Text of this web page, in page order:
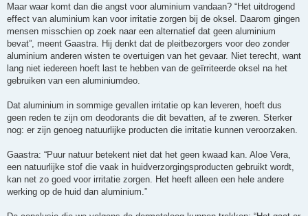
Maar waar komt dan die angst voor aluminium vandaan? “Het uitdrogend
effect van aluminium kan voor irritatie zorgen bij de oksel. Daarom gingen
mensen misschien op zoek naar een alternatief dat geen aluminium
bevat”, meent Gaastra. Hij denkt dat de pleitbezorgers voor deo zonder
aluminium anderen wisten te overtuigen van het gevaar. Niet terecht, want
lang niet iedereen hoeft last te hebben van de geïrriteerde oksel na het
gebruiken van een aluminiumdeo.
Dat aluminium in sommige gevallen irritatie op kan leveren, hoeft dus
geen reden te zijn om deodorants die dit bevatten, af te zweren. Sterker
nog: er zijn genoeg natuurlijke producten die irritatie kunnen veroorzaken.
Gaastra: “Puur natuur betekent niet dat het geen kwaad kan. Aloe Vera,
een natuurlijke stof die vaak in huidverzorgingsproducten gebruikt wordt,
kan net zo goed voor irritatie zorgen. Het heeft alleen een hele andere
werking op de huid dan aluminium.”